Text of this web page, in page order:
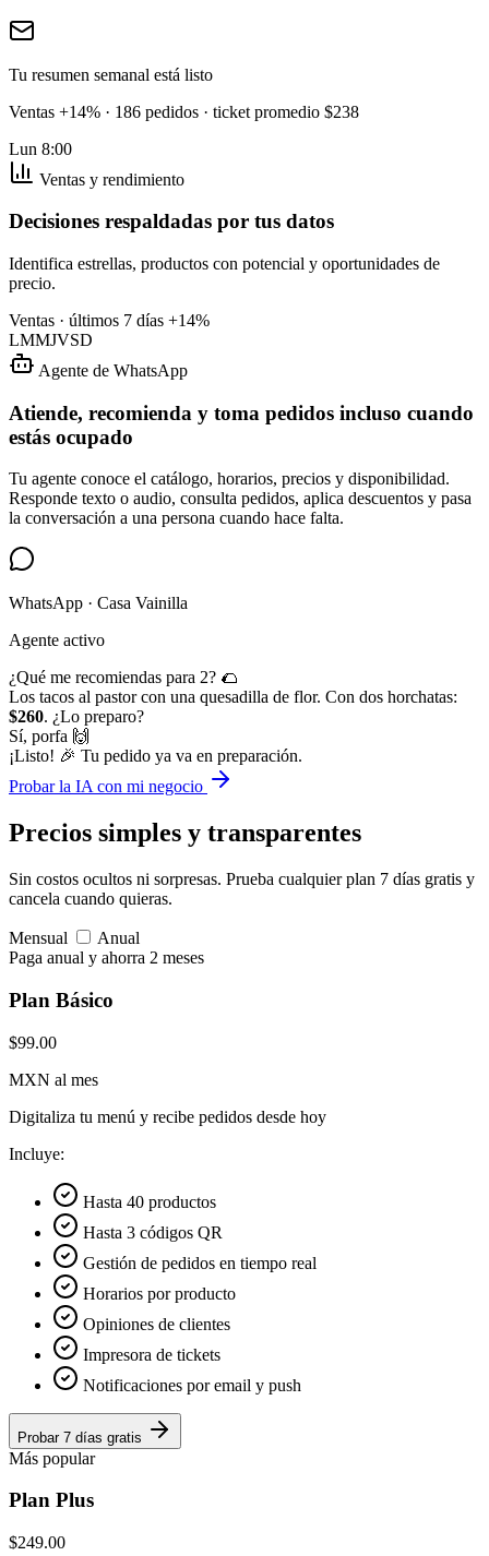
Tu resumen semanal está listo
Ventas +14% · 186 pedidos · ticket promedio $238
Lun 8:00
Ventas y rendimiento
Decisiones respaldadas por tus datos
Identifica estrellas, productos con potencial y oportunidades de
precio.
Ventas · últimos 7 días +14%
LMMJVSD
Agente de WhatsApp
Atiende, recomienda y toma pedidos incluso cuando
estás ocupado
Tu agente conoce el catálogo, horarios, precios y disponibilidad.
Responde texto o audio, consulta pedidos, aplica descuentos y pasa
la conversación a una persona cuando hace falta.
WhatsApp · Casa Vainilla
Agente activo
¿Qué me recomiendas para 2? 🌮
Los tacos al pastor con una quesadilla de flor. Con dos horchatas:
$260. ¿Lo preparo?
Sí, porfa 🙌
¡Listo! 🎉 Tu pedido ya va en preparación.
Probar la IA con mi negocio
Precios simples y transparentes
Sin costos ocultos ni sorpresas. Prueba cualquier plan 7 días gratis y
cancela cuando quieras.
Mensual
Anual
Paga anual y ahorra 2 meses
Plan Básico
$99.00
MXN al mes
Digitaliza tu menú y recibe pedidos desde hoy
Incluye:
Hasta 40 productos
Hasta 3 códigos QR
Gestión de pedidos en tiempo real
Horarios por producto
Opiniones de clientes
Impresora de tickets
Notificaciones por email y push
Probar 7 días gratis
Más popular
Plan Plus
$249.00